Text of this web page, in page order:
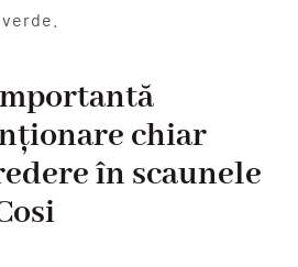
chiar
în scaunele